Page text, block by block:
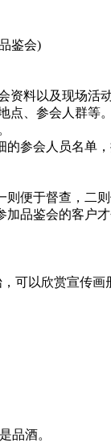
鉴会)
料以及现场活动
、参会人群等。
参会人员名单，
便于督查，二
加品鉴会的客户
以欣赏宣传画
品酒。